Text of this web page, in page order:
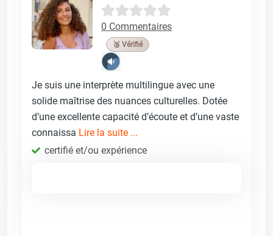
0 Commentaires
🥉 Vérifié
Je suis une interprète multilingue avec une
solide maîtrise des nuances culturelles. Dotée
d’une excellente capacité d’écoute et d’une vaste
connaissa Lire la suite ...
certifié et/ou expérience